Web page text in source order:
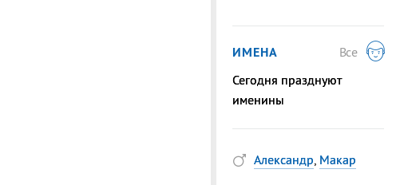
ИМЕНА
Все
Сегодня празднуют
именины
Александр, Макар